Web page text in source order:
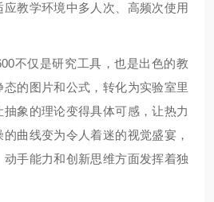
教学环境中多人次、高频次使用
不仅是研究工具，也是出色的教
的图片和公式，转化为实验室里
象的理论变得具体可感，让热力
曲线变为令人着迷的视觉盛宴，
手能力和创新思维方面发挥着独